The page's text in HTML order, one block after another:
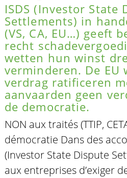
ISDS (Investor State
Settlements) in
(VS, CA, EU…) geeft
recht
wetten hun winst
verminderen. De EU
verdrag ratificeren
aanvaarden geen
de democratie.
NON aux traités (TTIP,
démocratie Dans des
(Investor State Dispute
aux entreprises d’exiger